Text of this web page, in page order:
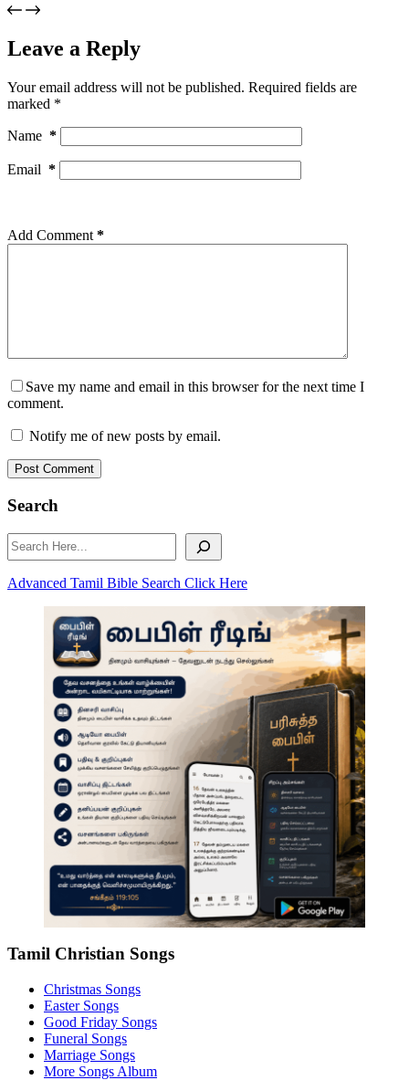
Leave a Reply
Your email address will not be published. Required fields are
marked *
Name *
Email *
Add Comment *
Save my name and email in this browser for the next time I
comment.
Notify me of new posts by email.
Post Comment
Search
Search
Advanced Tamil Bible Search Click Here
Tamil Christian Songs
Christmas Songs
Easter Songs
Good Friday Songs
Funeral Songs
Marriage Songs
More Songs Album